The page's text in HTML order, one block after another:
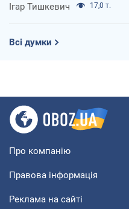
Ігар Тишкевич 17,0 т.
Всі думки
Про компанію
Правова інформація
Реклама на сайті